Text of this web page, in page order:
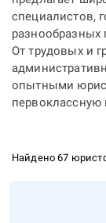
специалистов,
От трудовых и
опытными
первоклассную
Найдено 67